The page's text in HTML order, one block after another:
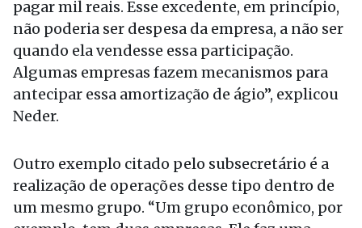
pagar mil reais. Esse excedente, em princípio,
não poderia ser despesa da empresa, a não ser
quando ela vendesse essa participação.
Algumas empresas fazem mecanismos para
antecipar essa amortização de ágio”, explicou
Neder.
Outro exemplo citado pelo subsecretário é a
realização de operações desse tipo dentro de
um mesmo grupo. “Um grupo econômico, por